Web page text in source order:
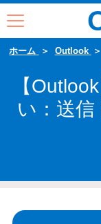
ホーム Outlook
【
い：送